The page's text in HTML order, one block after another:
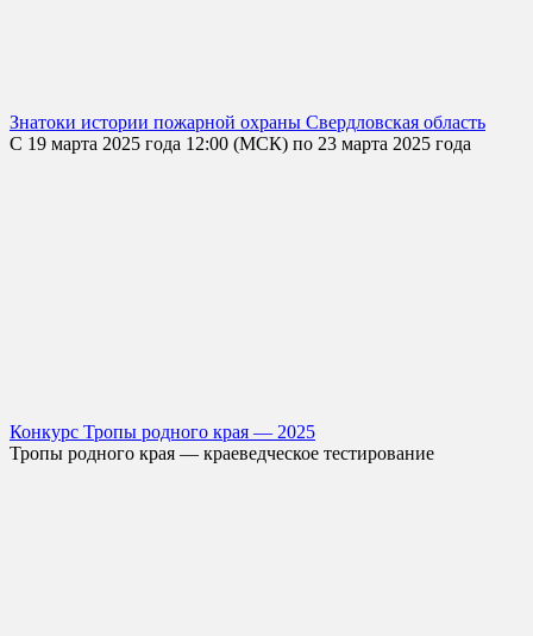
Знатоки истории пожарной охраны Свердловская область
С 19 марта 2025 года 12:00 (МСК) по 23 марта 2025 года
Конкурс Тропы родного края — 2025
Тропы родного края — краеведческое тестирование